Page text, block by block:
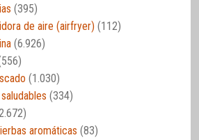
(395)
de aire (airfryer) (112)
(6.926)
(1.030)
(334)
aromáticas (83)